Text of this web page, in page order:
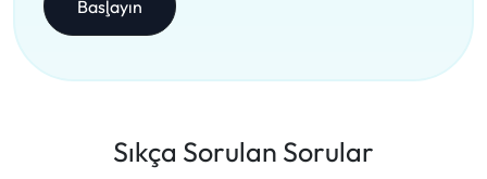
Başlayın
Sıkça Sorulan Sorular